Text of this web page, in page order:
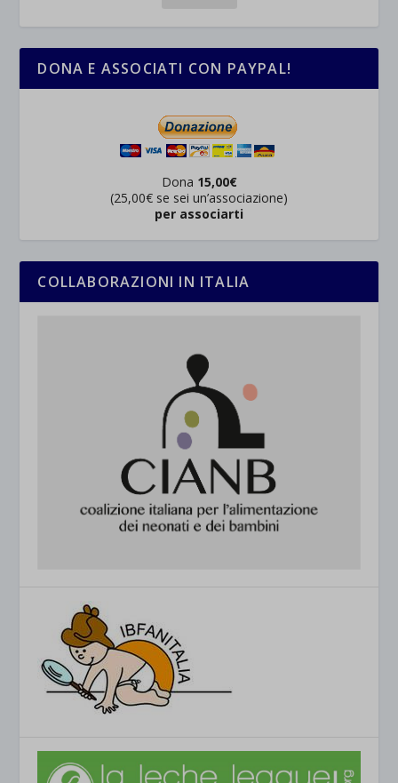
DONA E ASSOCIATI CON PAYPAL!
Dona 15,00€
(25,00€ se sei un’associazione)
per associarti
COLLABORAZIONI IN ITALIA